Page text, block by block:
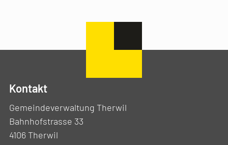
Kontakt
Gemeindeverwaltung Therwil
Bahnhofstrasse 33
4106 Therwil